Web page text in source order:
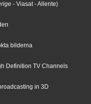
- Viasat- Allente)
bilderna
Definition TV Channels
in 3D